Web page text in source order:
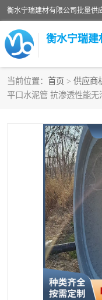
衡水宁瑞建
当前位置： 首页 > 供应商
平口水泥管 抗渗透性能无
检查井
水泥检查井
圆形检查井
混凝土检查井
企口水泥管
波纹管